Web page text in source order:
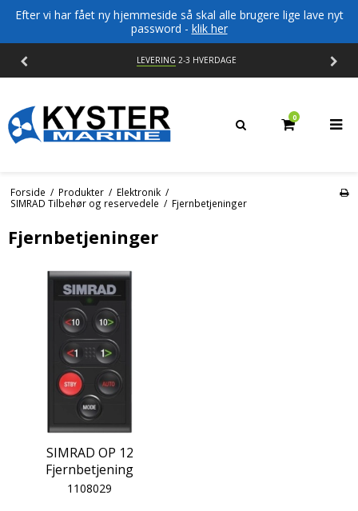
Efter vi har fået ny hjemmeside så skal alle brugere lige lave nyt
password - klik her
LEVERING 2-3 HVERDAGE
0
Forside / Produkter / Elektronik /
SIMRAD Tilbehør og reservedele / Fjernbetjeninger
Fjernbetjeninger
SIMRAD OP 12
Fjernbetjening
1108029